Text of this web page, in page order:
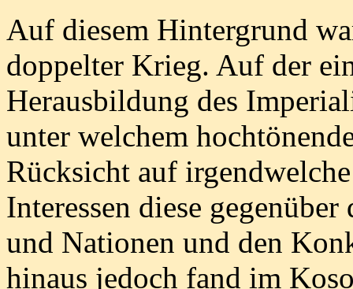
Auf diesem Hintergrund
doppelter Krieg. Auf der
Herausbildung des
unter welchem
Rücksicht auf
Interessen diese
und Nationen und den
hinaus jedoch fand im